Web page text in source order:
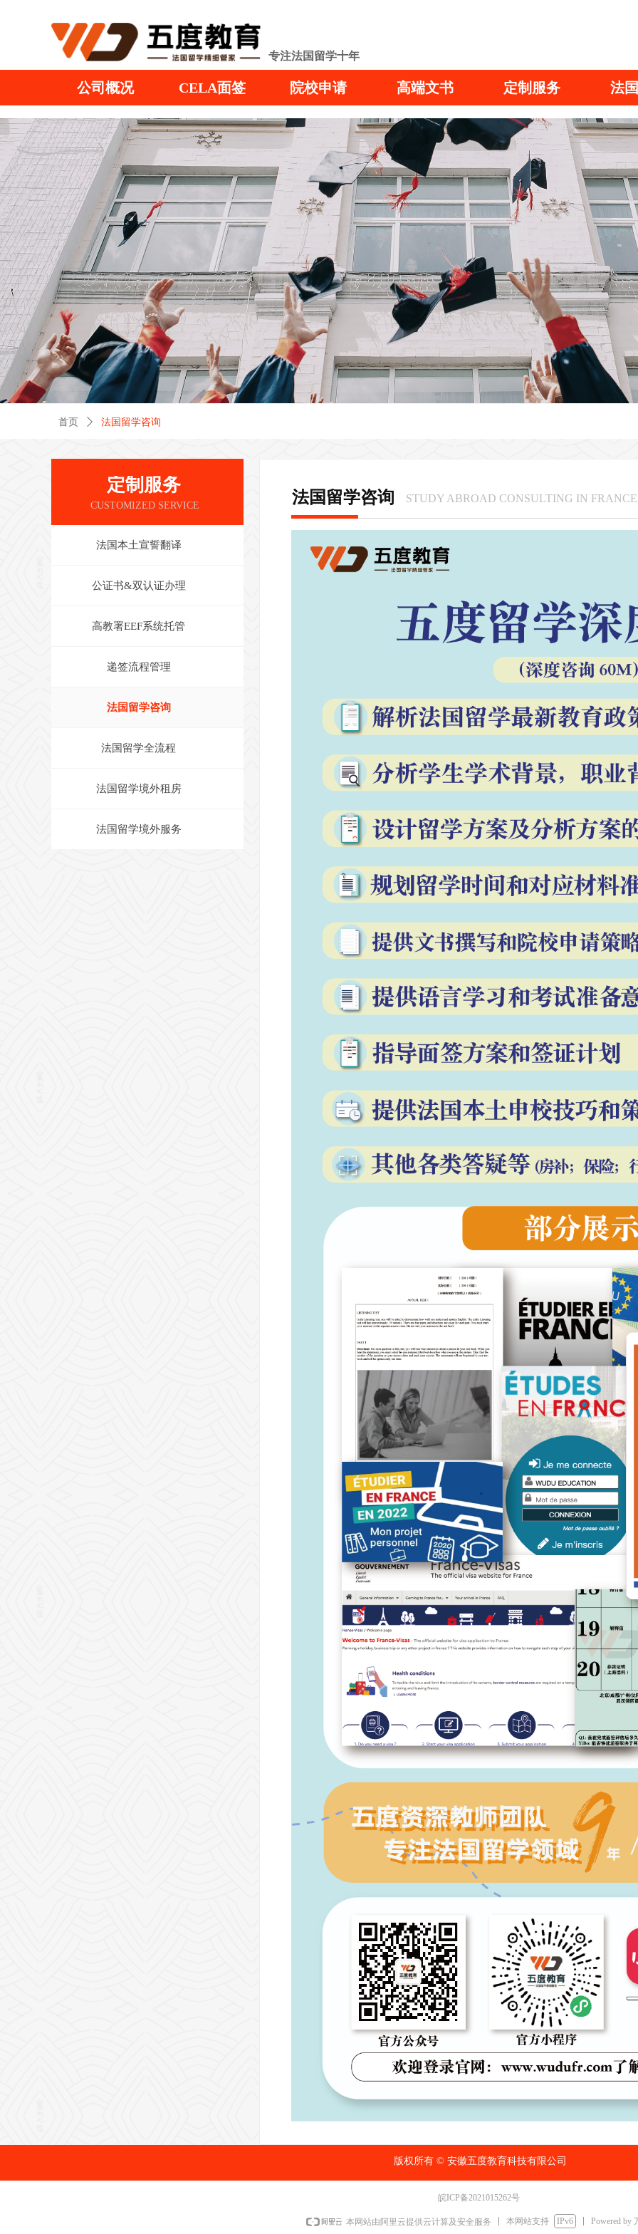
公司概况 CELA面签 院校申请 高端文书 定制服务 法
专注法国留学十年
首页 ꄲ 法国留学咨询
法国本土宣誓翻译
公证书&双认证办理
高教署EEF系统托管
递签流程管理
法国留学咨询
法国留学全流程
法国留学境外租房
法国留学境外服务
定制服务
CUSTOMIZED SERVICE 法国留学咨询 STUDY ABROAD CONSULTING IN
版权所有 © 安徽五度教育科技有限公司
皖ICP备2021015262号
本网站由阿里云提供云计算及安全服务 本网站支持 IPv6 Powered by